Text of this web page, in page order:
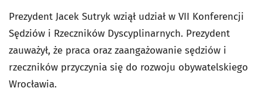
Prezydent Jacek Sutryk wziął udział w VII Konferencji
Sędziów i Rzeczników Dyscyplinarnych. Prezydent
zauważył, że praca oraz zaangażowanie sędziów i
rzeczników przyczynia się do rozwoju obywatelskiego
Wrocławia.